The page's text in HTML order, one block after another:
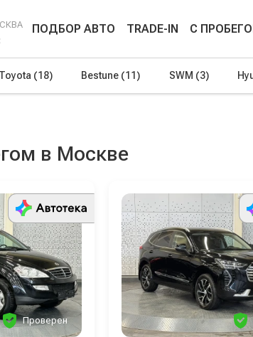
ПОДБОР АВТО TRADE-IN С
Toyota (18) Bestune (11) SWM (3)
в Москве
Проверен